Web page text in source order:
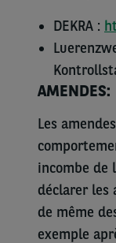
DEKRA :
AMENDES:
Les
incombe de
déclarer les
de même
exemple